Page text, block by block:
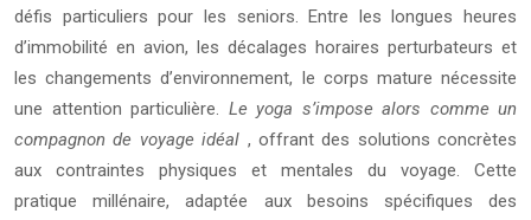
défis particuliers pour les seniors. Entre les longues heures
d’immobilité en avion, les décalages horaires perturbateurs et
les changements d’environnement, le corps mature nécessite
une attention particulière. Le yoga s’impose alors comme un
compagnon de voyage idéal , offrant des solutions concrètes
aux contraintes physiques et mentales du voyage. Cette
pratique millénaire, adaptée aux besoins spécifiques des